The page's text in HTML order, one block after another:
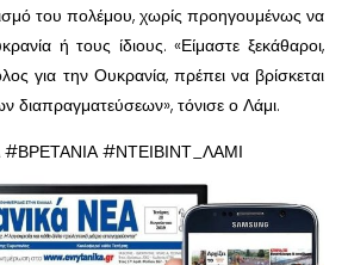
του πολέμου, χωρίς προηγουμένως να
ή τους ίδιους. «Είμαστε ξεκάθαροι,
για την Ουκρανία, πρέπει να βρίσκεται
διαπραγματεύσεων», τόνισε ο Λάμι.
#ΝΤΕΙΒΙΝΤ_ΛΑΜΙ